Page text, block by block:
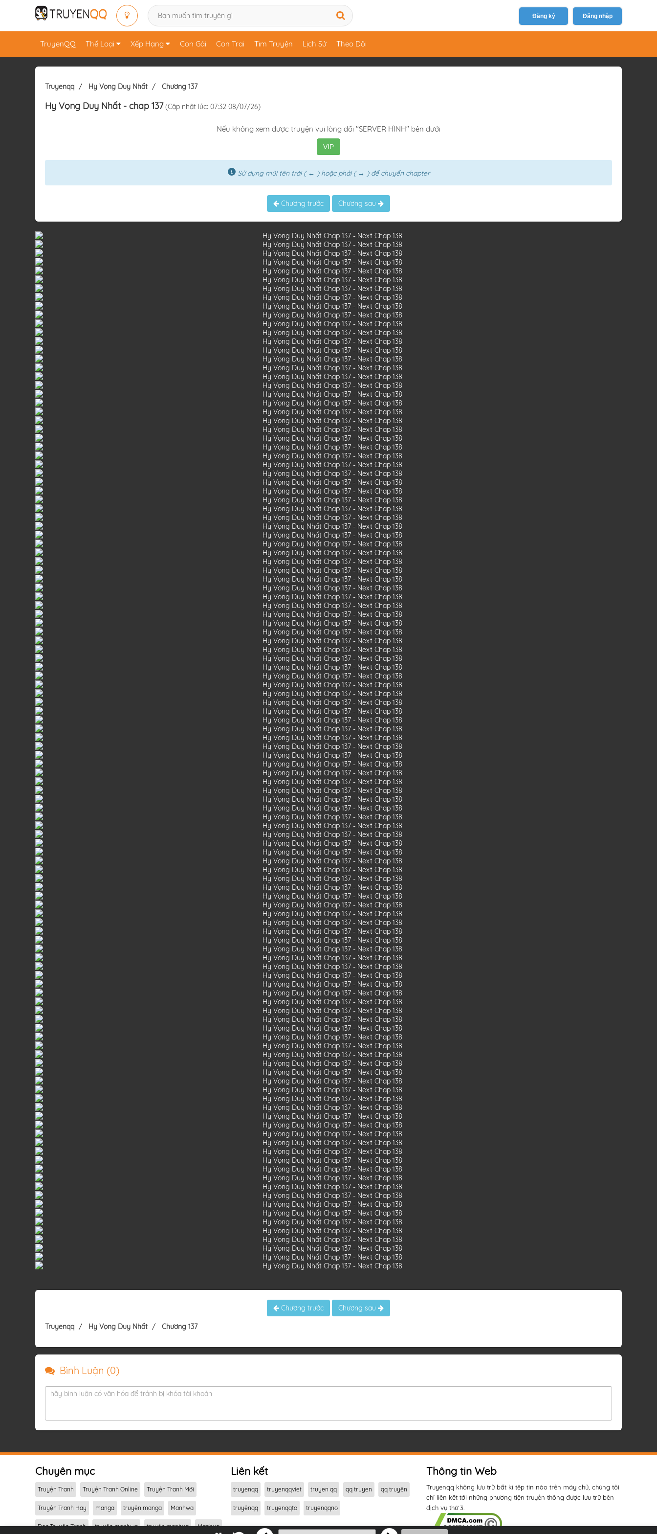
Đăng ký Đăng nhập
TruyenQQ Thể Loại Xếp Hạng Con Gái Con Trai Tìm Truyện Lịch Sử Theo Dõi
Truyenqq Hy Vọng Duy Nhất Chương 137
Hy Vọng Duy Nhất- chap 137 (Cập nhật lúc: 07:32 08/07/26)
Nếu không xem được truyện vui lòng đổi "SERVER HÌNH" bên dưới
VIP
Sử dụng mũi tên trái ( ← ) hoặc phải ( → ) để chuyển chapter
Chương trước Chương sau
Chương trước Chương sau
Truyenqq Hy Vọng Duy Nhất Chương 137
Bình Luận (0)
hãy bình luận có văn hóa để tránh bị khóa tài khoản
Chuyên mục
Truyện Tranh Truyện Tranh Online Truyện Tranh Mới
Truyện Tranh Hay manga truyện manga Manhwa
Đọc Truyện Tranh truyện manhwa truyện manhua Manhua
Liên kết
truyenqq truyenqqviet truyen qq qq truyen qq truyện
truyệnqq truyenqqto truyenqqno
Thông tin Web
Truyenqq không lưu trữ bất kì tệp tin nào trên máy chủ, chúng tôi
chỉ liên kết tới những phương tiện truyền thông được lưu trữ bên
dịch vụ thứ 3.